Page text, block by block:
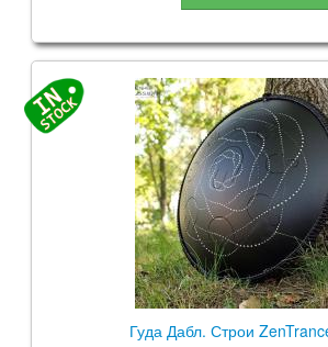
Гуда Дабл. Строи